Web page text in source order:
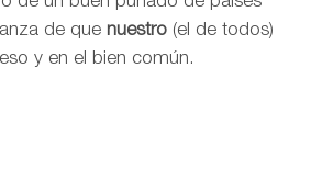
de que nuestro (el de todos)
y en el bien común.